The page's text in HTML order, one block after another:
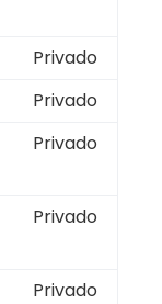
Privado
Privado
Privado
Privado
Privado